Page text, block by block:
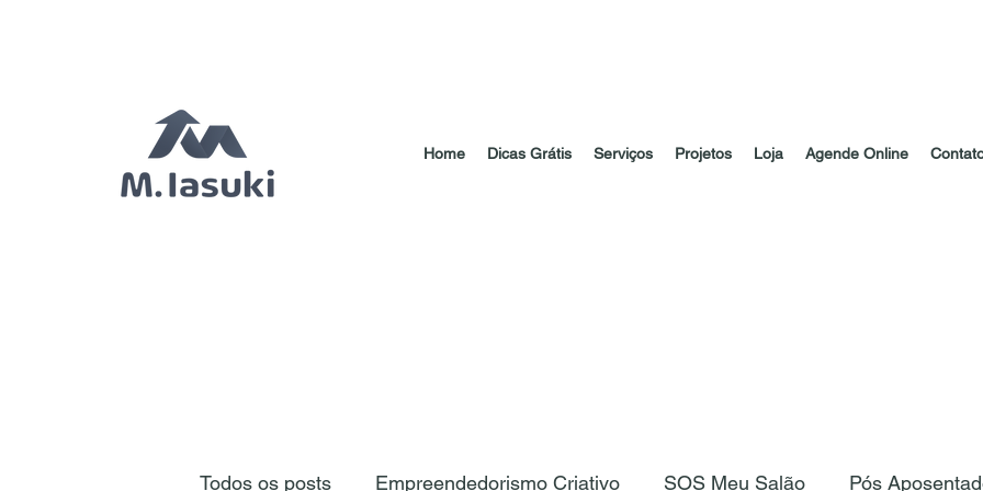
Home Dicas Grátis Serviços Projetos Loja Agende Online
Todos os posts Empreendedorismo Criativo SOS Meu Salão Pós